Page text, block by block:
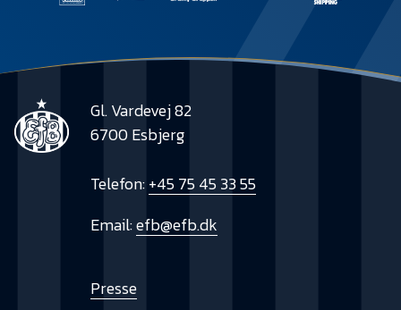
Gl. Vardevej 82
6700 Esbjerg
Telefon:+45 75 45 33 55
Email:efb@efb.dk
Presse